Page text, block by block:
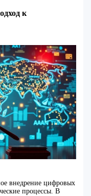
к
внедрение цифровых
процессы. В